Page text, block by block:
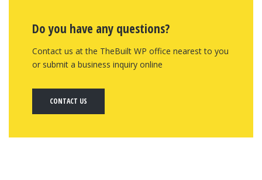
Do you have any questions?
Contact us at the TheBuilt WP office nearest to you
or submit a business inquiry online
CONTACT US